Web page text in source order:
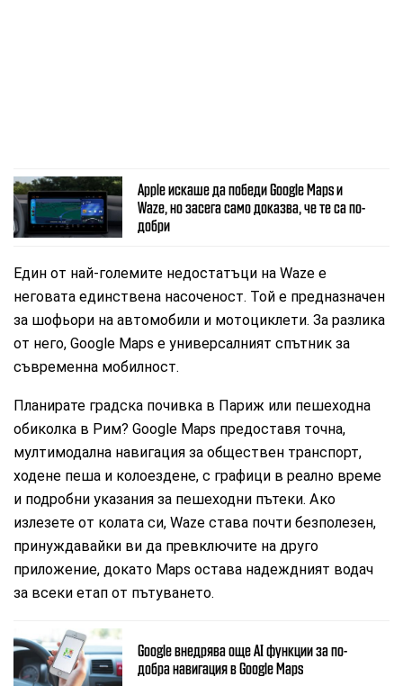
Apple искаше да победи Google Maps и
Waze, но засега само доказва, че те са по-
добри
Един от най-големите недостатъци на Waze е
неговата единствена насоченост. Той е предназначен
за шофьори на автомобили и мотоциклети. За разлика
от него, Google Maps е универсалният спътник за
съвременна мобилност.
Планирате градска почивка в Париж или пешеходна
обиколка в Рим? Google Maps предоставя точна,
мултимодална навигация за обществен транспорт,
ходене пеша и колоездене, с графици в реално време
и подробни указания за пешеходни пътеки. Ако
излезете от колата си, Waze става почти безполезен,
принуждавайки ви да превключите на друго
приложение, докато Maps остава надеждният водач
за всеки етап от пътуването.
Google внедрява още AI функции за по-
добра навигация в Google Maps